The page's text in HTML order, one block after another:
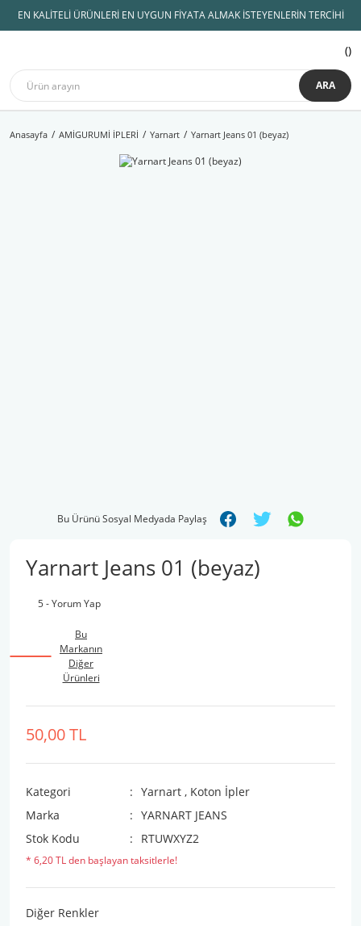
EN KALİTELİ ÜRÜNLERİ EN UYGUN FİYATA ALMAK İSTEYENLERİN TERCİHİ
ARA
Anasayfa AMİGURUMİ İPLERİ Yarnart Yarnart Jeans 01 (beyaz)
Bu Ürünü Sosyal Medyada Paylaş
Yarnart Jeans 01 (beyaz)
5 - Yorum Yap
Bu
Markanın
Diğer
Ürünleri
50,00 TL
Kategori Yarnart , Koton İpler
Marka
YARNART JEANS
Stok Kodu
RTUWXYZ2
* 6,20 TL den başlayan taksitlerle!
Diğer Renkler